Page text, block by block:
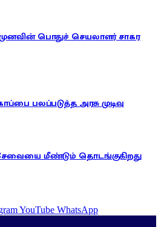
பொதுச் செயலாளர் சாகர
பலப்படுத்த அரசு முடிவு
மீண்டும் தொடங்குகிறது
YouTube WhatsApp